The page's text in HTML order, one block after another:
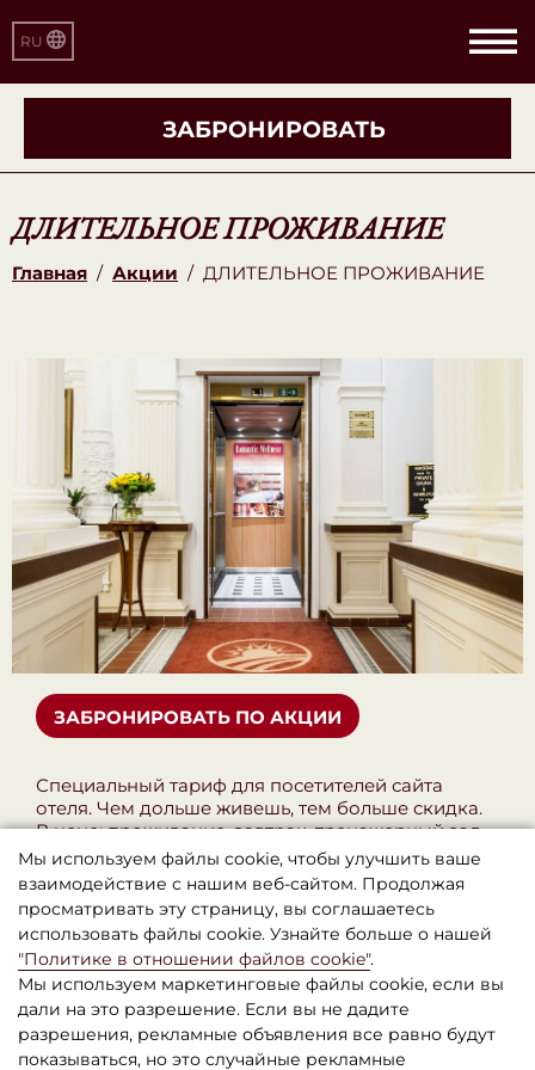
ЗАБРОНИРОВАТЬ
RU
ДЛИТЕЛЬНОЕ ПРОЖИВАНИЕ
Главная / Акции / ДЛИТЕЛЬНОЕ ПРОЖИВАНИЕ
ЗАБРОНИРОВАТЬ ПО АКЦИИ
Специальный тариф для посетителей сайта
отеля. Чем дольше живешь, тем больше скидка.
В цене: проживание, завтрак, тренажерный зал,
камера хранения, остальные услуги со скидкой.
Оплата при заселении. Бесплатная отмена за 48
часов до приезда.
Мы используем файлы cookie, чтобы улучшить ваше
взаимодействие с нашим веб-сайтом. Продолжая
просматривать эту страницу, вы соглашаетесь
использовать файлы cookie. Узнайте больше о нашей
"Политике в отношении файлов cookie".
Мы используем маркетинговые файлы cookie, если вы
дали на это разрешение. Если вы не дадите
разрешения, рекламные объявления все равно будут
показываться, но это случайные рекламные